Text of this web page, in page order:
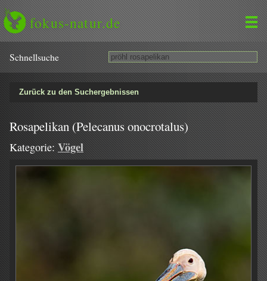
fokus-natur.de
Schnell­suche
Zurück zu den Suchergebnissen
Rosapelikan (Pelecanus onocrotalus)
Kategorie: Vögel